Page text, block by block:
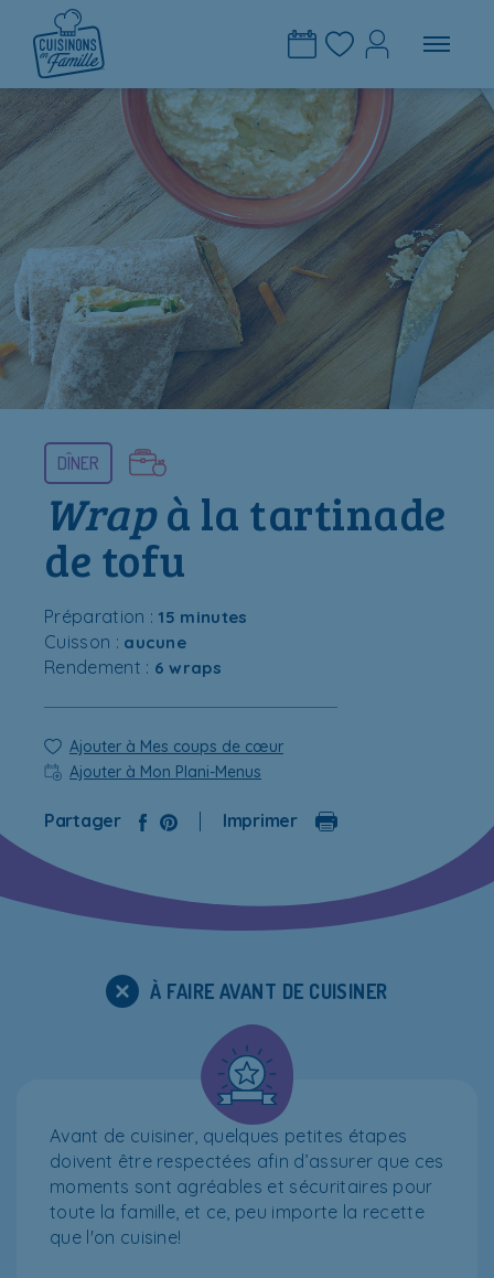
DÎNER
Wrapà la tartinade
de tofu
Préparation : 15 minutes
Cuisson : aucune
Rendement : 6 wraps
Ajouter à Mes coups de cœur
Ajouter à Mon Plani-Menus
Partager Imprimer
À FAIRE AVANT DE CUISINER
Avant de cuisiner, quelques petites étapes
doivent être respectées afin d’assurer que ces
moments sont agréables et sécuritaires pour
toute la famille, et ce, peu importe la recette
que l'on cuisine!